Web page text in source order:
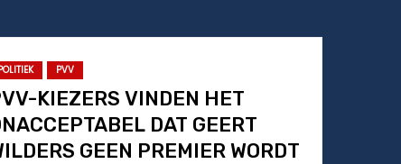
PVV
KIEZERS VINDEN HET
DAT GEERT
GEEN PREMIER WORDT